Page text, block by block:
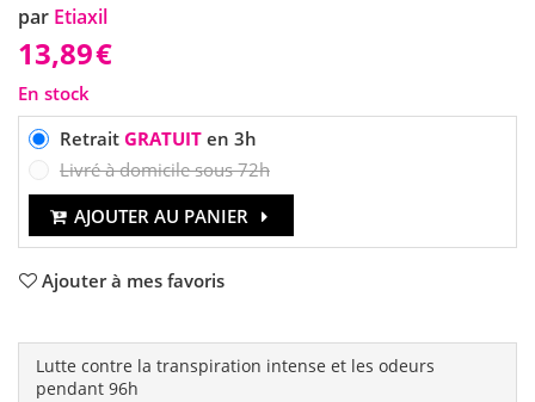
par Etiaxil
13,89€
En stock
Retrait GRATUITen 3h
Livré à domicile sous 72h
AJOUTER AU PANIER
Ajouter à mes favoris
Lutte contre la transpiration intense et les odeurs
pendant 96h